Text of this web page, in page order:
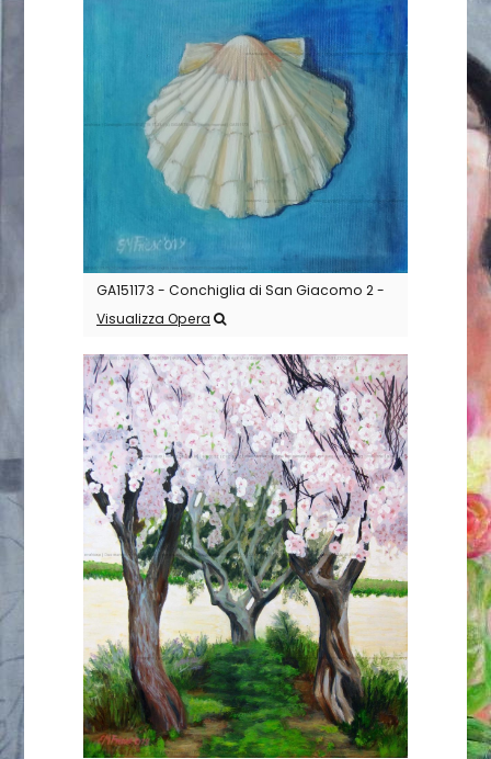
GA151173 - Conchiglia di San Giacomo 2 -
Visualizza Opera